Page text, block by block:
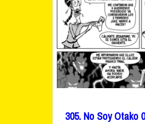
305. No Soy Otako